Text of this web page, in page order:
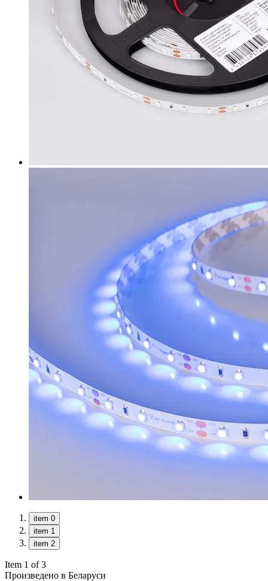
item 0
item 1
item 2
Item 1 of 3
Произведено в Беларуси